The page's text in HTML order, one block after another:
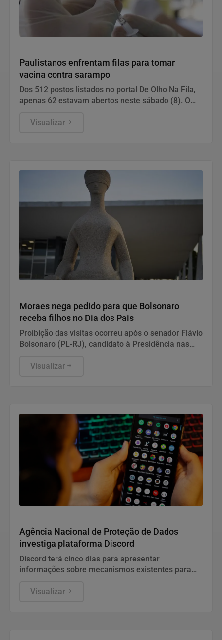
Paulistanos enfrentam filas para tomar
vacina contra sarampo
Dos 512 postos listados no portal De Olho Na Fila,
apenas 62 estavam abertos neste sábado (8). O
segunda a sexta-feira.
Visualizar
Moraes nega pedido para que Bolsonaro
receba filhos no Dia dos Pais
Proibição das visitas ocorreu após o senador Flávio
Bolsonaro (PL-RJ), candidato à Presidência nas
uma carta manuscrita assinada pelo pai.
Visualizar
Agência Nacional de Proteção de Dados
investiga plataforma Discord
Discord terá cinco dias para apresentar
informações sobre mecanismos existentes para
crianças e adolescentes, informou a ANPD, em
Visualizar